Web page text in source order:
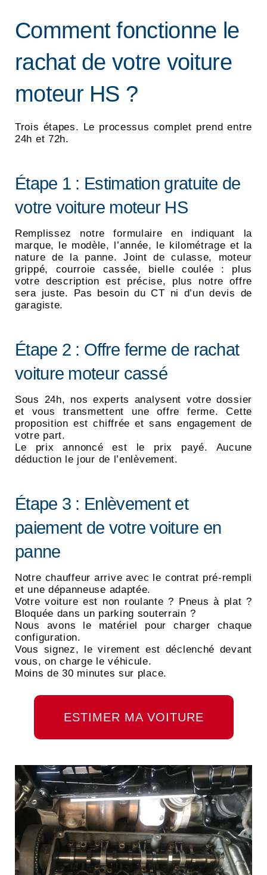
Comment fonctionne le
rachat de votre voiture
moteur HS ?
Trois étapes. Le processus complet prend entre
24h et 72h.
Étape 1 : Estimation gratuite de
votre voiture moteur HS
Remplissez notre formulaire en indiquant la
marque, le modèle, l’année, le kilométrage et la
nature de la panne. Joint de culasse, moteur
grippé, courroie cassée, bielle coulée : plus
votre description est précise, plus notre offre
sera juste. Pas besoin du CT ni d’un devis de
garagiste.
Étape 2 : Offre ferme de rachat
voiture moteur cassé
Sous 24h, nos experts analysent votre dossier
et vous transmettent une offre ferme. Cette
proposition est chiffrée et sans engagement de
votre part.
Le prix annoncé est le prix payé. Aucune
déduction le jour de l’enlèvement.
Étape 3 : Enlèvement et
paiement de votre voiture en
panne
Notre chauffeur arrive avec le contrat pré-rempli
et une dépanneuse adaptée.
Votre voiture est non roulante ? Pneus à plat ?
Bloquée dans un parking souterrain ?
Nous avons le matériel pour charger chaque
configuration.
Vous signez, le virement est déclenché devant
vous, on charge le véhicule.
Moins de 30 minutes sur place.
ESTIMER MA VOITURE